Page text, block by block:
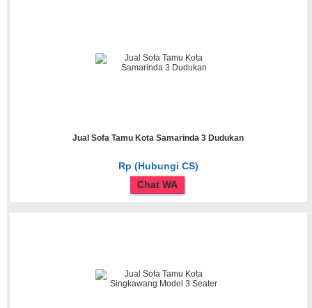
Jual Sofa Tamu Kota Samarinda 3 Dudukan
Rp (Hubungi CS)
Chat WA